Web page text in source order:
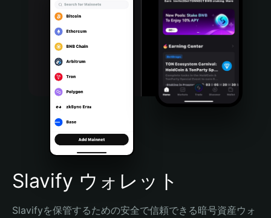
Português (Portugal)
Bahasa Indonesia
Português (Brasil)
Español (Argentina)
Slavify ウォレット
Slavifyを保管するための安全で信頼できる暗号資産ウォ